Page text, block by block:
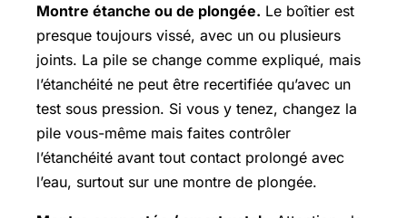
Montre étanche ou de plongée. Le boîtier est
presque toujours vissé, avec un ou plusieurs
joints. La pile se change comme expliqué, mais
l’étanchéité ne peut être recertifiée qu’avec un
test sous pression. Si vous y tenez, changez la
pile vous-même mais faites contrôler
l’étanchéité avant tout contact prolongé avec
l’eau, surtout sur une montre de plongée.